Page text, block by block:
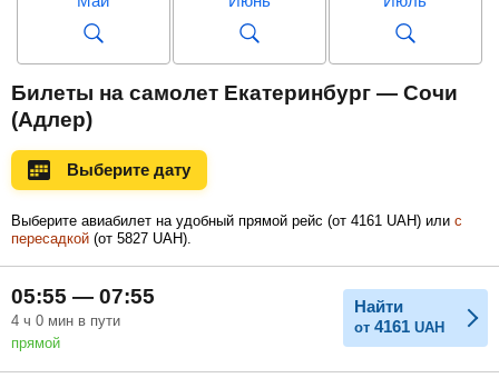
12 484
Сентябрь Октябрь
Ноябрь
19 183 UAH
Февраль
Май Июль
Билеты на самолет Екатеринбург — Сочи
(Адлер)
Выберите дату
Выберите авиабилет на удобный прямой рейс (от 4161 UAH) или с
пересадкой (от 5827 UAH).
05:55 — 07:55
4 ч 0 мин в пути
прямой
Найти
от 4161 UAH